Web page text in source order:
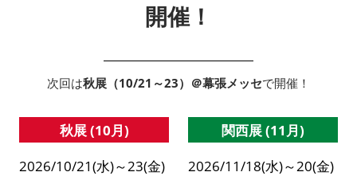
開催！
次回は秋展（10/21～23）＠幕張メッセで開催！
秋展 (10月)
2026/10/21(水)～23(金)
関西展 (11月)
2026/11/18(水)～20(金)